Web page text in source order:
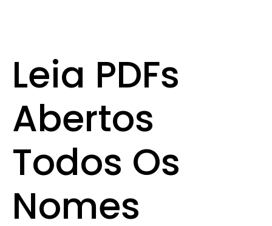
Leia PDFs
Abertos
Todos Os
Nomes